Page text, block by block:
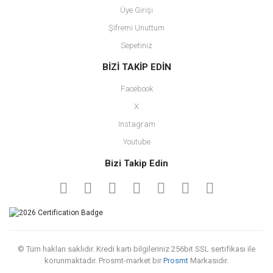
Üye Girişi
Şifremi Unuttum
Sepetiniz
BİZİ TAKİP EDİN
Facebook
X
Instagram
Youtube
Bizi Takip Edin
© Tüm hakları saklıdır. Kredi kartı bilgileriniz 256bit SSL sertifikası ile
korunmaktadır. Prosmt-market bir Prosmt Markasıdır.